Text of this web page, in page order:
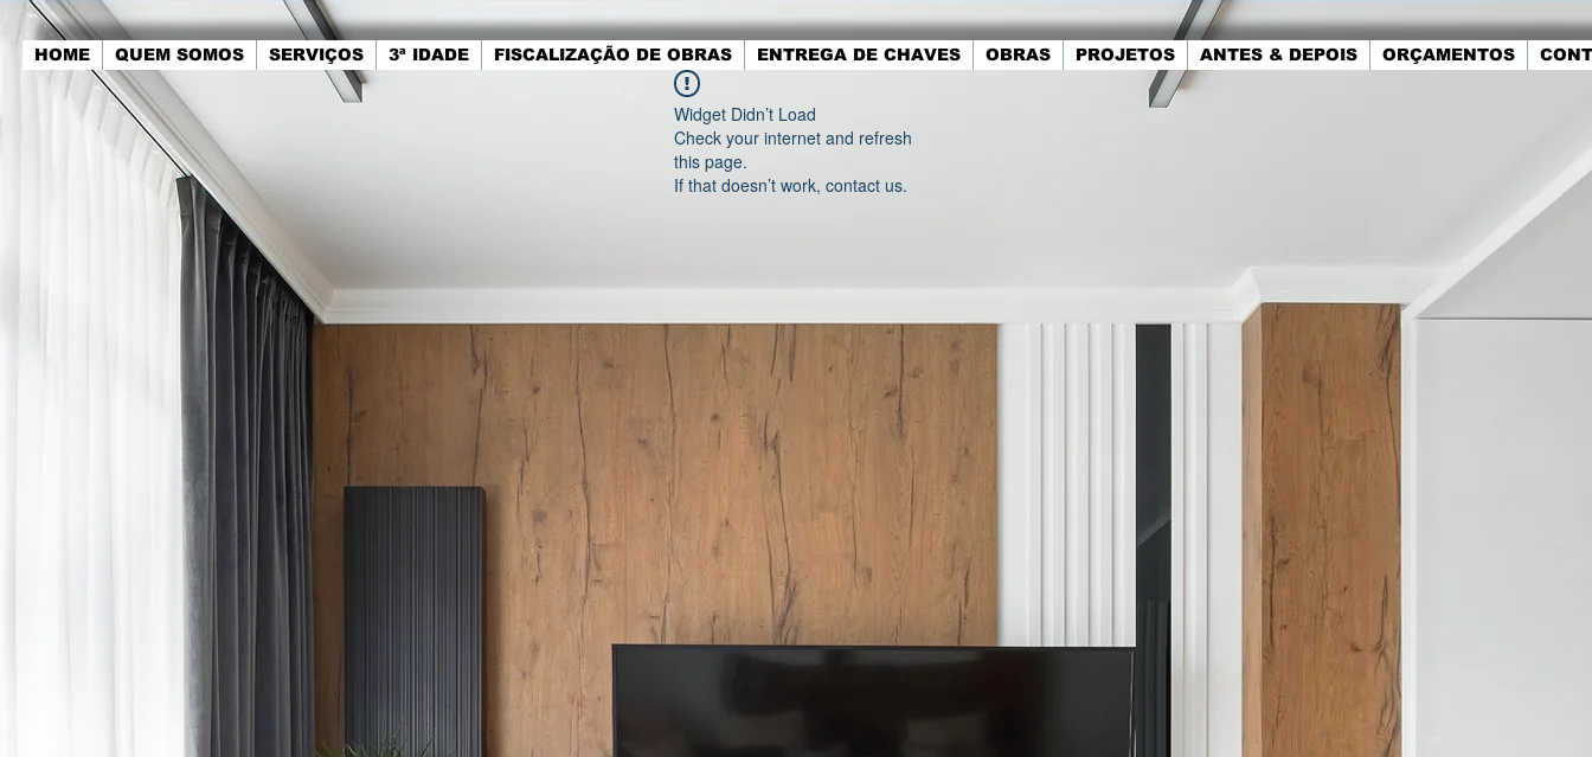
HOME QUEM SOMOS SERVIÇOS 3ª IDADE FISCALIZAÇÃO DE OBRAS ENTREGA DE CHAVES OBRAS PROJETOS ANTES & DEPOIS ORÇAMENTOS
Widget Didn’t Load
Check your internet and refresh
this page.
If that doesn’t work, contact us.